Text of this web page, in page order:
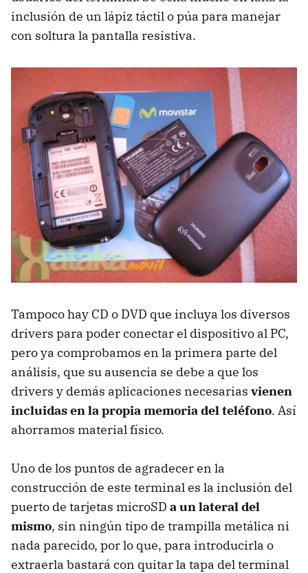
inclusión de un lápiz táctil o púa para manejar
con soltura la pantalla resistiva.
Tampoco hay CD o DVD que incluya los diversos
drivers para poder conectar el dispositivo al PC,
pero ya comprobamos en la primera parte del
análisis, que su ausencia se debe a que los
drivers y demás aplicaciones necesarias vienen
incluidas en la propia memoria del teléfono. Así
ahorramos material físico.
Uno de los puntos de agradecer en la
construcción de este terminal es la inclusión del
puerto de tarjetas microSD a un lateral del
mismo, sin ningún tipo de trampilla metálica ni
nada parecido, por lo que, para introducirla o
extraerla bastará con quitar la tapa del terminal